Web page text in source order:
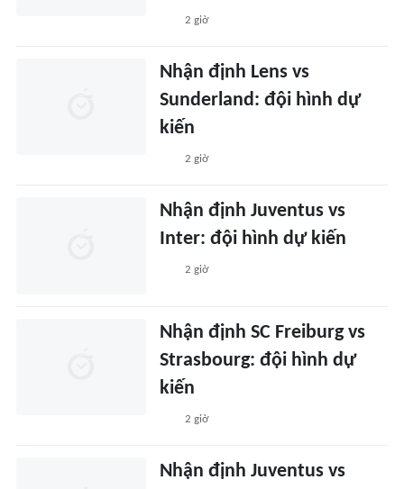
2 giờ
Nhận định Lens vs
Sunderland: đội hình dự
kiến
2 giờ
Nhận định Juventus vs
Inter: đội hình dự kiến
2 giờ
Nhận định SC Freiburg vs
Strasbourg: đội hình dự
kiến
2 giờ
Nhận định Juventus vs